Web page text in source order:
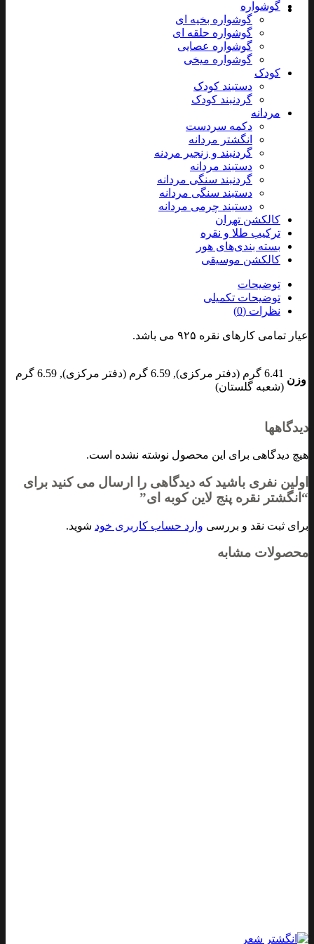
گوشواره
گوشواره بخیه ای
گوشواره حلقه ای
گوشواره عصایی
گوشواره میخی
کودک
دستبند کودک
گردنبند کودک
مردانه
دکمه سردست
انگشتر مردانه
گردنبند و زنجیر مردنه
دستبند مردانه
گردنبند سنگی مردانه
دستبند سنگی مردانه
دستبند چرمی مردانه
کالکشن تهران
ترکیب طلا و نقره
بسته بندی‌های هور
کالکشن موسیقی
توضیحات
توضیحات تکمیلی
نظرات (0)
عیار تمامی کارهای نقره ۹۲۵ می باشد.
وزن
6.41 گرم (دفتر مرکزی), 6.59 گرم (دفتر مرکزی), 6.59 گرم
(شعبه گلستان)
دیدگاهها
هیچ دیدگاهی برای این محصول نوشته نشده است.
اولین نفری باشید که دیدگاهی را ارسال می کنید برای
“انگشتر نقره پنج لاین کوبه ای”
برای ثبت نقد و بررسی وارد حساب کاربری خود شوید.
محصولات مشابه